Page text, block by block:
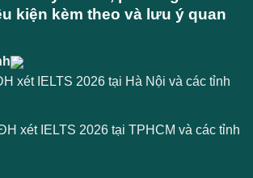
kiện kèm theo và lưu ý quan
xét IELTS 2026 tại Hà Nội và các tỉnh
xét IELTS 2026 tại TPHCM và các tỉnh